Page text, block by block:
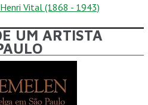
Vital (1868 - 1943)
UM ARTISTA